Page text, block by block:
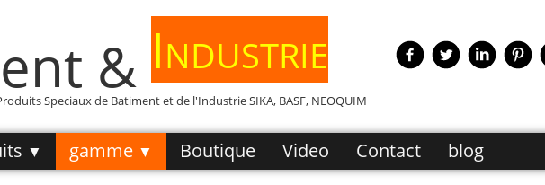
& Industrie
Speciaux de Batiment et de l'Industrie SIKA, BASF, NEOQUIM
▼ gamme ▼ Boutique Video Contact blog